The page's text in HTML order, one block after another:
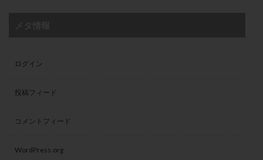
ログイン
投稿フィード
コメントフィード
WordPress.org